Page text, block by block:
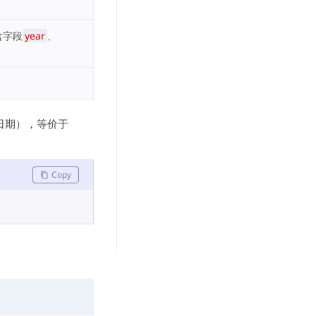
字段year 、
期），等价于
Copy